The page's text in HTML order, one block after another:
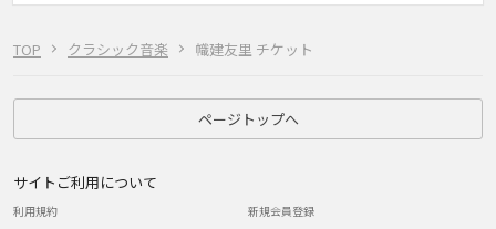
TOP クラシック音楽 幟建友里 チケット
ページトップへ
サイトご利用について
利用規約
新規会員登録